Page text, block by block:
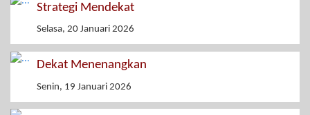
Strategi Mendekat
Selasa, 20 Januari 2026
Dekat Menenangkan
Senin, 19 Januari 2026